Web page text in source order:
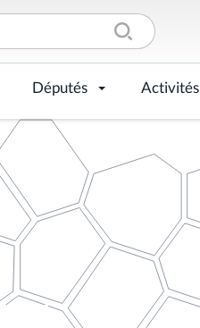
Députés Activités